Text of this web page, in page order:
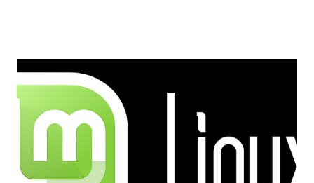
o Windows Live (assim como muitos profissionais de TI) ,
mesmo na versão para Linux, claro, sempre existem outras
opções e o Pidgin, que se mostra como opção.